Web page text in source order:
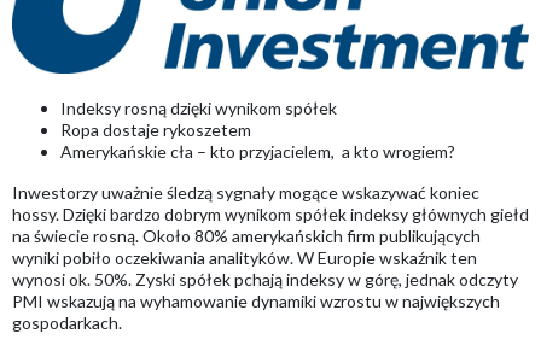
Indeksy rosną dzięki wynikom spółek
Ropa dostaje rykoszetem
Amerykańskie cła – kto przyjacielem, a kto wrogiem?
Inwestorzy uważnie śledzą sygnały mogące wskazywać koniec
hossy. Dzięki bardzo dobrym wynikom spółek indeksy głównych giełd
na świecie rosną. Około 80% amerykańskich firm publikujących
wyniki pobiło oczekiwania analityków. W Europie wskaźnik ten
wynosi ok. 50%. Zyski spółek pchają indeksy w górę, jednak odczyty
PMI wskazują na wyhamowanie dynamiki wzrostu w największych
gospodarkach.